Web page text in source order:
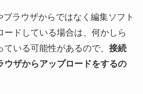
ブラウザからではなく編集ソフト
ードしている場合は、何かしら
いる可能性があるので、 接続
ウザからアップロードをするの